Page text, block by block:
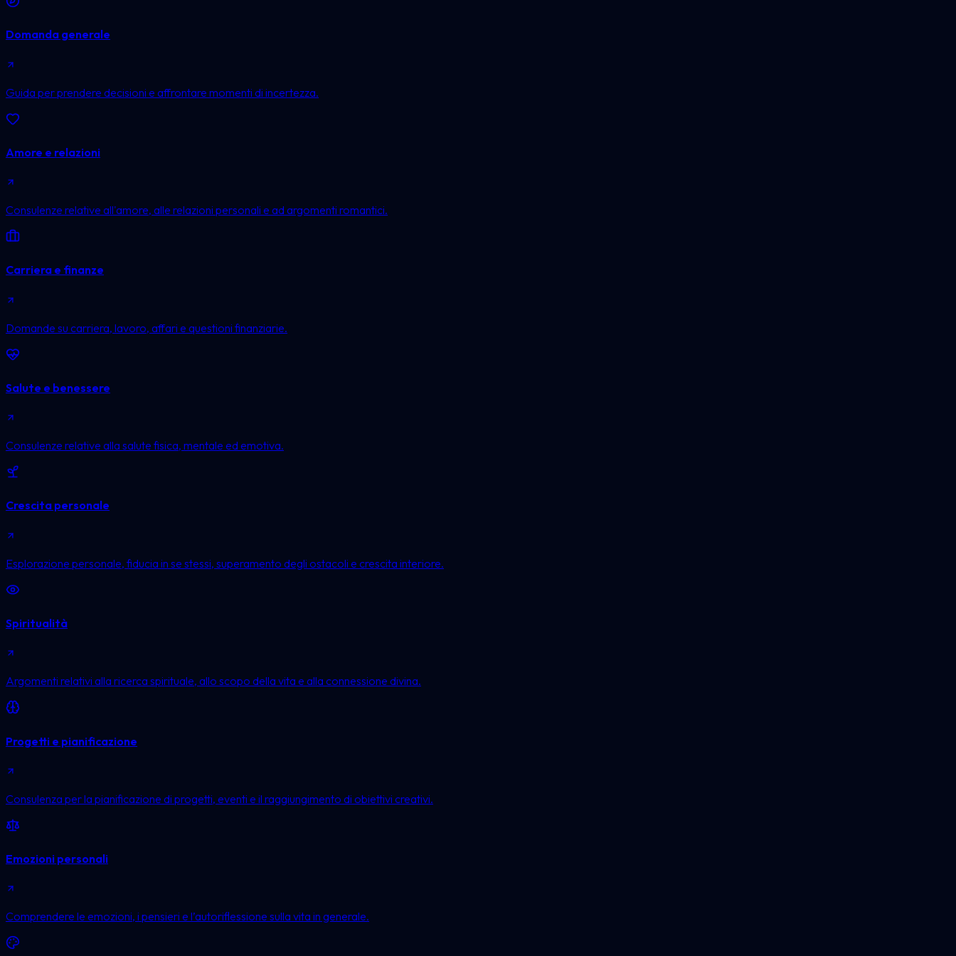
Domanda generale
Guida per prendere decisioni e affrontare momenti di incertezza.
Amore e relazioni
Consulenze relative all'amore, alle relazioni personali e ad argomenti romantici.
Carriera e finanze
Domande su carriera, lavoro, affari e questioni finanziarie.
Salute e benessere
Consulenze relative alla salute fisica, mentale ed emotiva.
Crescita personale
Esplorazione personale, fiducia in se stessi, superamento degli ostacoli e crescita interiore.
Spiritualità
Argomenti relativi alla ricerca spirituale, allo scopo della vita e alla connessione divina.
Progetti e pianificazione
Consulenza per la pianificazione di progetti, eventi e il raggiungimento di obiettivi creativi.
Emozioni personali
Comprendere le emozioni, i pensieri e l’autoriflessione sulla vita in generale.